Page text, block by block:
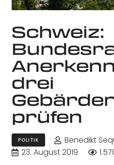
Schweiz:
drei
prüfen
POLITIK
Benedikt
23. August 2019